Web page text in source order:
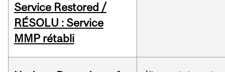
Service Restored /
RÉSOLU : Service
MMP rétabli